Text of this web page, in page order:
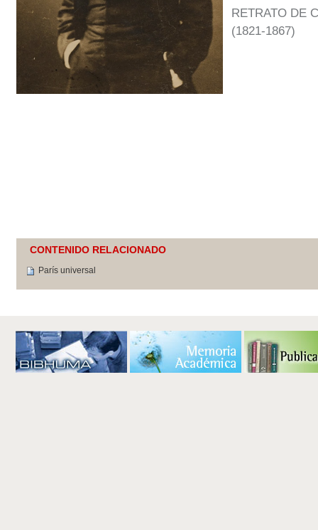
RETRATO DE
(1821-1867)
CONTENIDO RELACIONADO
París universal